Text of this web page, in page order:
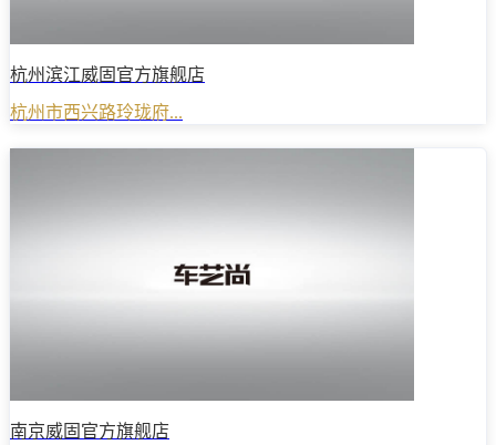
杭州滨江威固官方旗舰店
杭州市西兴路玲珑府...
南京威固官方旗舰店